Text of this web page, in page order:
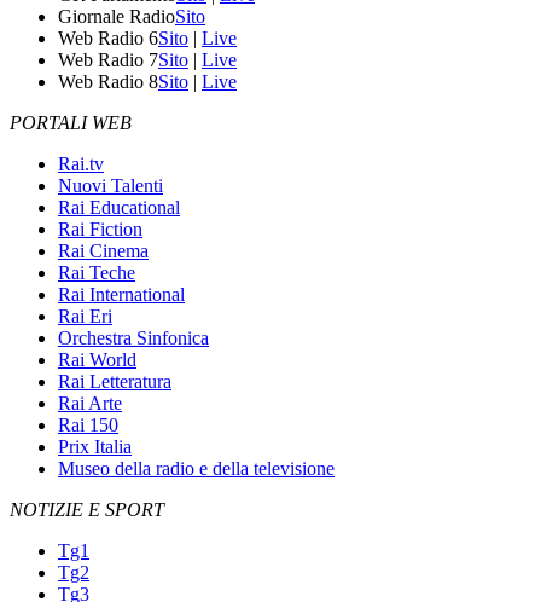
Giornale RadioSito
Web Radio 6Sito | Live
Web Radio 7Sito | Live
Web Radio 8Sito | Live
PORTALI WEB
Rai.tv
Nuovi Talenti
Rai Educational
Rai Fiction
Rai Cinema
Rai Teche
Rai International
Rai Eri
Orchestra Sinfonica
Rai World
Rai Letteratura
Rai Arte
Rai 150
Prix Italia
Museo della radio e della televisione
NOTIZIE E SPORT
Tg1
Tg2
Tg3